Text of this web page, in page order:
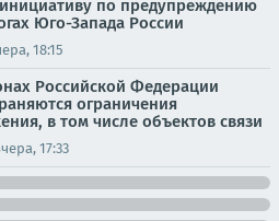
по предупреждению
Юго-Запада России
18:15
Российской Федерации
ограничения
в том числе объектов связи
17:33